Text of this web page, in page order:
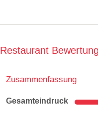
Restaurant
Zusammenfassung
Gesamteindruck